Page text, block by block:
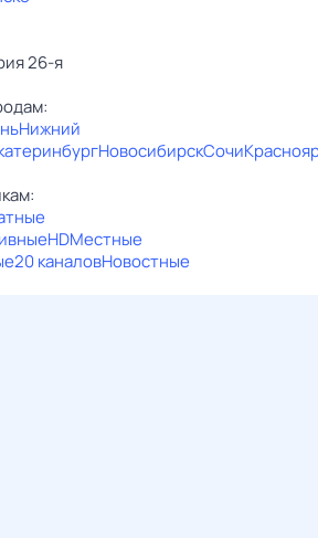
26-я
Нижний
НовосибирскСочи
HDМестные
20 каналовНовостные